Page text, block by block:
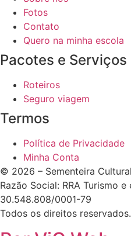
Fotos
Contato
Quero na minha escola
Pacotes e Serviços
Roteiros
Seguro viagem
Termos
Política de Privacidade
Minha Conta
© 2026 – Sementeira Cultural
Razão Social: RRA Turismo e
30.548.808/0001-79
Todos os direitos reservados.